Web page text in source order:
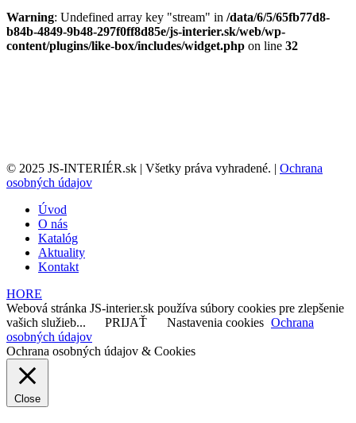
Warning: Undefined array key "stream" in /data/6/5/65fb77d8-
b84b-4849-9b48-297f0ff8d85e/js-interier.sk/web/wp-
content/plugins/like-box/includes/widget.php on line 32
© 2025 JS-INTERIÉR.sk | Všetky práva vyhradené. | Ochrana
osobných údajov
Úvod
O nás
Katalóg
Aktuality
Kontakt
HORE
Webová stránka JS-interier.sk používa súbory cookies pre zlepšenie
vašich služieb...
PRIJAŤ Nastavenia cookies Ochrana
osobných údajov
Ochrana osobných údajov & Cookies
Close